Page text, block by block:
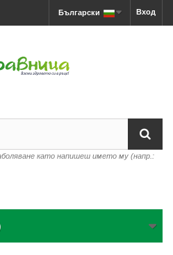
Вход
Български
като напишеш името му (напр.: